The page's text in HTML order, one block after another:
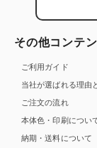
その他コンテ
ご利用ガイド
当社が選ばれる理由
ご注文の流れ
本体色・印刷につい
納期・送料について